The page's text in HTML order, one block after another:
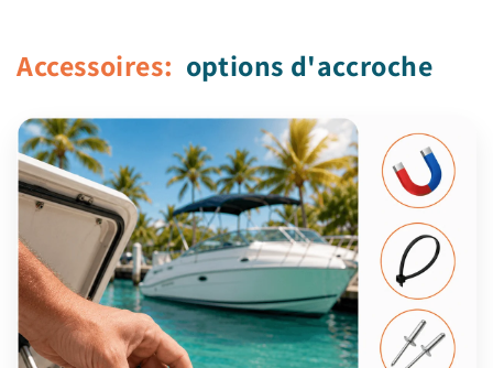
Accessoires: options d'accroche